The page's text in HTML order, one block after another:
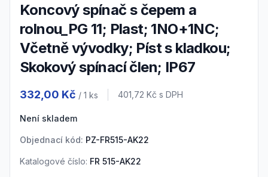
Koncový spínač s čepem a
rolnou_PG 11; Plast; 1NO+1NC;
Včetně vývodky; Píst s kladkou;
Skokový spínací člen; IP67
332,00 Kč / 1 ks Cena s DPH
401,72 Kč s DPH
Není skladem
Objednací kód: PZ-FR515-AK22
Katalogové číslo: FR 515-AK22